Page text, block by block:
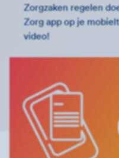
Zorgzaken regelen
Zorg app op je
video!